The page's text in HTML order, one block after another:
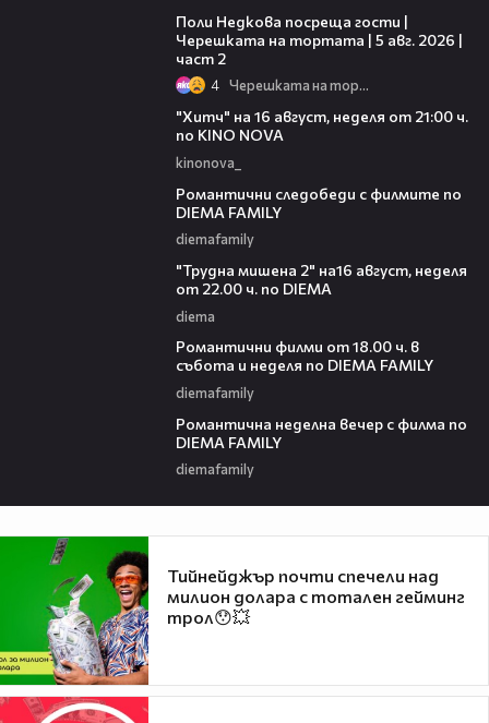
Поли Недкова посреща гости |
Черешката на тортата | 5 авг. 2026 |
част 2
4 Черешката на тортата
"Хитч" на 16 август, неделя от 21:00 ч.
по KINO NOVA
kinonova_
Романтични следобеди с филмите по
DIEMA FAMILY
diemafamily
"Трудна мишена 2" на16 август, неделя
от 22.00 ч. по DIEMA
diema
Романтични филми от 18.00 ч. в
събота и неделя по DIEMA FAMILY
diemafamily
Романтичнa неделна вечер с филма по
DIEMA FAMILY
diemafamily
Тийнейджър почти спечели над
милион долара с тотален гейминг
трол😯💥